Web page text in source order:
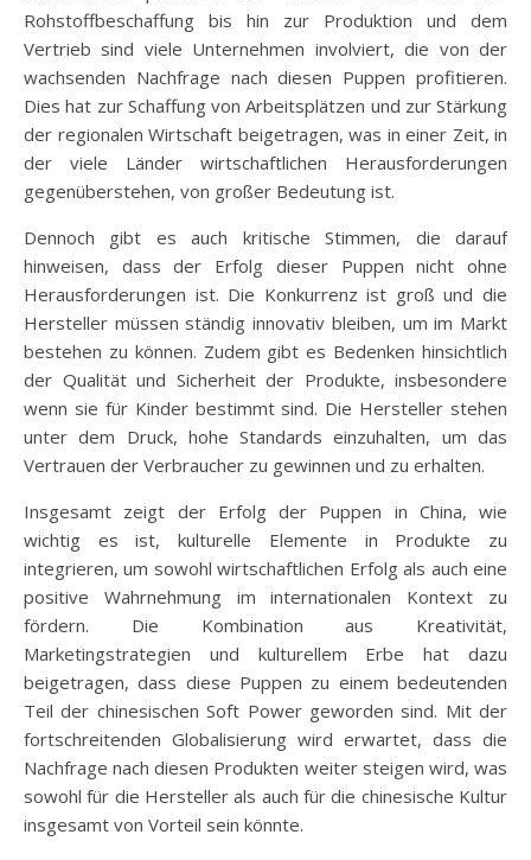
Rohstoffbeschaffung bis hin zur Produktion und dem
Vertrieb sind viele Unternehmen involviert, die von der
wachsenden Nachfrage nach diesen Puppen profitieren.
Dies hat zur Schaffung von Arbeitsplätzen und zur Stärkung
der regionalen Wirtschaft beigetragen, was in einer Zeit, in
der viele Länder wirtschaftlichen Herausforderungen
gegenüberstehen, von großer Bedeutung ist.
Dennoch gibt es auch kritische Stimmen, die darauf
hinweisen, dass der Erfolg dieser Puppen nicht ohne
Herausforderungen ist. Die Konkurrenz ist groß und die
Hersteller müssen ständig innovativ bleiben, um im Markt
bestehen zu können. Zudem gibt es Bedenken hinsichtlich
der Qualität und Sicherheit der Produkte, insbesondere
wenn sie für Kinder bestimmt sind. Die Hersteller stehen
unter dem Druck, hohe Standards einzuhalten, um das
Vertrauen der Verbraucher zu gewinnen und zu erhalten.
Insgesamt zeigt der Erfolg der Puppen in China, wie
wichtig es ist, kulturelle Elemente in Produkte zu
integrieren, um sowohl wirtschaftlichen Erfolg als auch eine
positive Wahrnehmung im internationalen Kontext zu
fördern. Die Kombination aus Kreativität,
Marketingstrategien und kulturellem Erbe hat dazu
beigetragen, dass diese Puppen zu einem bedeutenden
Teil der chinesischen Soft Power geworden sind. Mit der
fortschreitenden Globalisierung wird erwartet, dass die
Nachfrage nach diesen Produkten weiter steigen wird, was
sowohl für die Hersteller als auch für die chinesische Kultur
insgesamt von Vorteil sein könnte.